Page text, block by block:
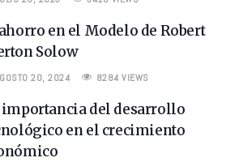
en el Modelo de Robert
Solow
20, 2024 8284 VIEWS
importancia del desarrollo
en el crecimiento